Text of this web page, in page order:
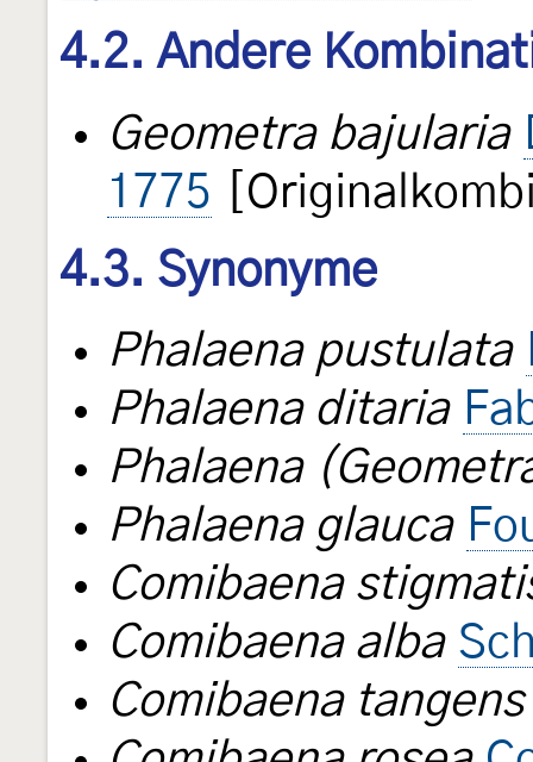
4.2. Andere
Geometra bajularia
1775
4.3. Synonyme
Phalaena pustulata
Phalaena ditaria
Phalaena
Phalaena glauca
Comibaena
Comibaena alba
Comibaena tangens